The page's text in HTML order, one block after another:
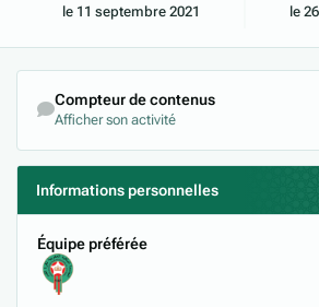
le 11 septembre 2021
le
Compteur de contenus
Afficher son activité
Informations personnelles
Équipe préférée